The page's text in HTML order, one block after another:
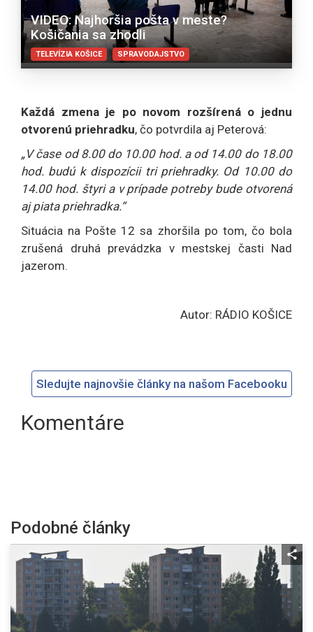
VIDEO: Najhoršia pošta v meste?
Košičania sa zhodli
TELEVÍZIA KOŠICE SPRAVODAJSTVO
Každá zmena je po novom rozšírená o jednu
otvorenú priehradku, čo potvrdila aj Peterová:
„V čase od 8.00 do 10.00 hod. a od 14.00 do 18.00
hod. budú k dispozícii tri priehradky. Od 10.00 do
14.00 hod. štyri a v prípade potreby bude otvorená
aj piata priehradka.“
Situácia na Pošte 12 sa zhoršila po tom, čo bola
zrušená druhá prevádzka v mestskej časti Nad
jazerom.
Autor: RÁDIO KOŠICE
Sledujte najnovšie články na našom Facebooku
Komentáre
Podobné články